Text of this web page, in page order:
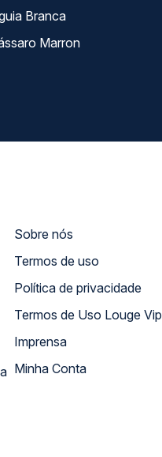
Branca
Marron
Sobre nós
Termos de uso
Política de privacidade
Termos de Uso Louge Vip
Imprensa
Minha Conta